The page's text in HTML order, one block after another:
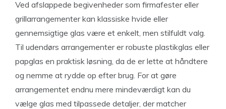
Ved afslappede begivenheder som firmafester eller
grillarrangementer kan klassiske hvide eller
gennemsigtige glas være et enkelt, men stilfuldt valg.
Til udendørs arrangementer er robuste plastikglas eller
papglas en praktisk løsning, da de er lette at håndtere
og nemme at rydde op efter brug. For at gøre
arrangementet endnu mere mindeværdigt kan du
vælge glas med tilpassede detaljer, der matcher